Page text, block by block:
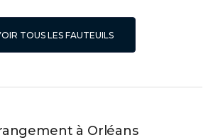
TOUS LES FAUTEUILS
à Orléans